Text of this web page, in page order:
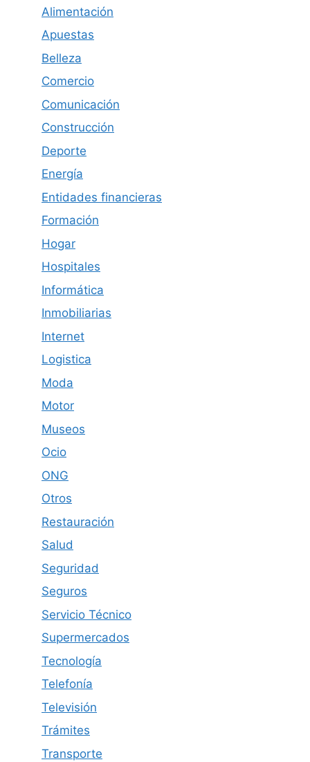
Alimentación
Apuestas
Belleza
Comercio
Comunicación
Construcción
Deporte
Energía
Entidades financieras
Formación
Hogar
Hospitales
Informática
Inmobiliarias
Internet
Logistica
Moda
Motor
Museos
Ocio
ONG
Otros
Restauración
Salud
Seguridad
Seguros
Servicio Técnico
Supermercados
Tecnología
Telefonía
Televisión
Trámites
Transporte